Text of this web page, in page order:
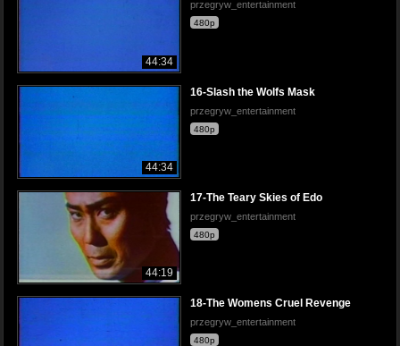
44:34
przegryw_entertainment
480p
44:34
16-Slash the Wolfs Mask
przegryw_entertainment
480p
44:19
17-The Teary Skies of Edo
przegryw_entertainment
480p
18-The Womens Cruel Revenge
przegryw_entertainment
480p